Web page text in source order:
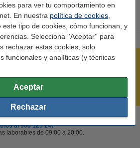
para ver tu comportamiento en
En nuestra política de cookies
este tipo de cookies, cómo funcionan, y
Selecciona ''Aceptar'' para
rechazar estas cookies, solo
funcionales y analíticas (y técnicas
Aceptar
Rechazar
al 900 123 247
laborables de 09:00 a 20:00.